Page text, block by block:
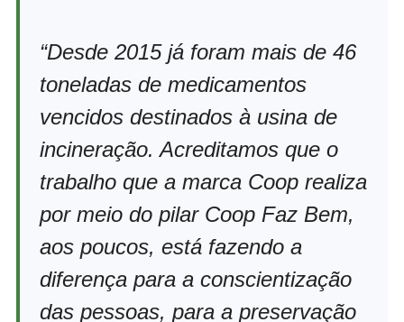
“Desde 2015 já foram mais de 46
toneladas de medicamentos
vencidos destinados à usina de
incineração. Acreditamos que o
trabalho que a marca Coop realiza
por meio do pilar Coop Faz Bem,
aos poucos, está fazendo a
diferença para a conscientização
das pessoas, para a preservação